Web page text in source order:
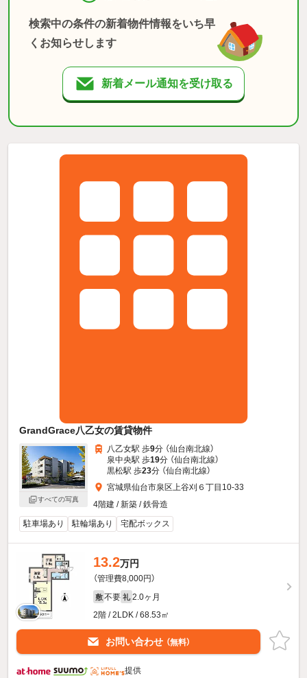
検索中の条件の新着物件情報をいち早
くお知らせします
新着メール通知を受け取る
GrandGrace八乙女の賃貸物件
すべての写真
八乙女駅 歩9分 （仙台南北線）
泉中央駅 歩19分 （仙台南北線）
黒松駅 歩23分 （仙台南北線）
宮城県仙台市泉区上谷刈６丁目10-33
4階建 / 新築 / 鉄骨造
駐車場あり
駐輪場あり 宅配ボックス
13.2万円
（管理費8,000円）
敷 不要 礼 2.0ヶ月
2階 / 2LDK / 68.53㎡
お問い合わせ （無料）
提供